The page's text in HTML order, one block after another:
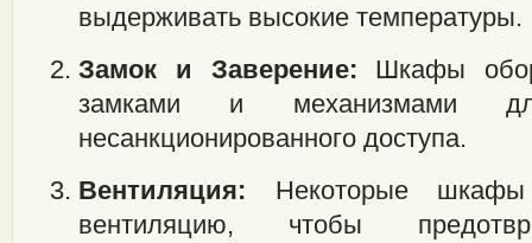
выдерживать высокие температуры.
Замок и Заверение: Шкафы
замками и механизмами
несанкционированного доступа.
Вентиляция: Некоторые шкафы
вентиляцию, чтобы